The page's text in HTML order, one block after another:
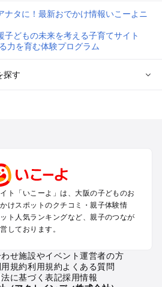
探す
・福島のプールお出かけ
口・門真のプールお出かけ
港）のプールお出かけ
四ツ橋・ミナミのプールお出かけ
長居のプールお出かけ
ルお出かけ
ト「いこーよ」は、大阪の子どものお
けスポットのクチコミ・親子体験情
ト人気ランキングなど、親子のつなが
しております。
せ施設やイベント運営者の方
規約利用規約よくある質問
に基づく表記採用情報